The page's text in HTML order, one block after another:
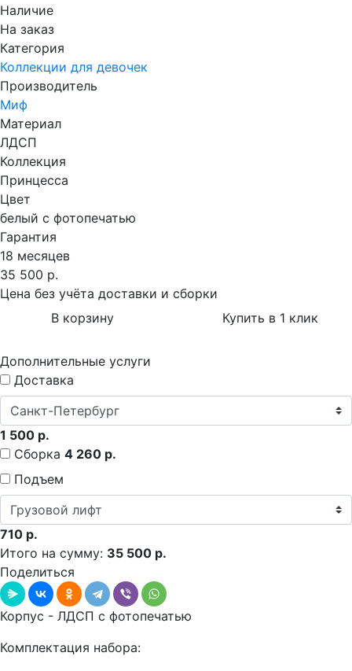
Наличие
На заказ
Категория
Коллекции для девочек
Производитель
Миф
Материал
ЛДСП
Коллекция
Принцесса
Цвет
белый с фотопечатью
Гарантия
18 месяцев
35 500 р.
Цена без учёта доставки и сборки
В корзину
Купить в 1 клик
Дополнительные услуги
Доставка
1 500 р.
Сборка 4 260 р.
Подъем
710 р.
Итого на сумму: 35 500 р.
Поделиться
Корпус - ЛДСП с фотопечатью
Комплектация набора: